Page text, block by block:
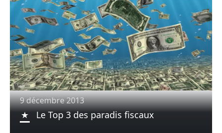
9 décembre 2013
Le Top 3 des paradis fiscaux